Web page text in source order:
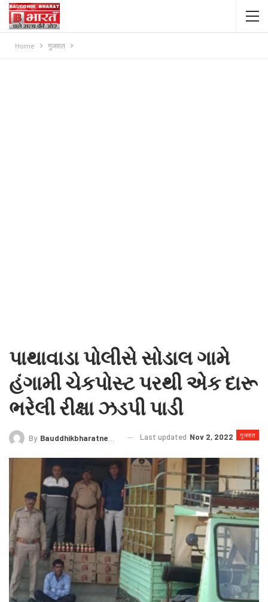
Home गुजरात
પાથાવાડા પોલીસે સોડાલ ગામે
હંગામી ચેકપોસ્ટ પરથી એક દારૂ
ભરેલી રીક્ષા ઝડપી પાડી
गुजरात
By Bauddhikbharatnews@gmail.com Last updated Nov 2, 2022